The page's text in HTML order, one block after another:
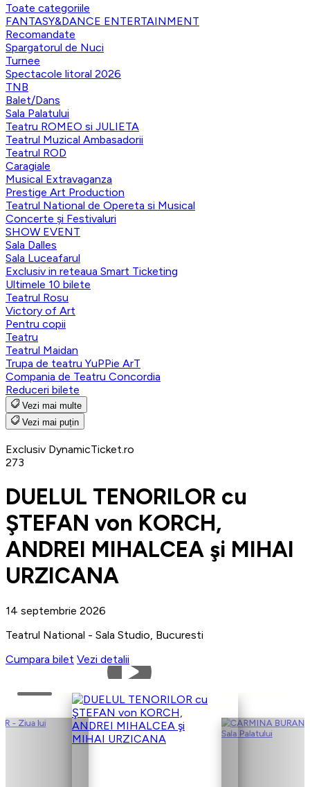
Toate categoriile
FANTASY&DANCE ENTERTAINMENT
Recomandate
Spargatorul de Nuci
Turnee
Spectacole litoral 2026
TNB
Balet/Dans
Sala Palatului
Teatru ROMEO si JULIETA
Teatrul Muzical Ambasadorii
Teatrul ROD
Caragiale
Musical Extravaganza
Prestige Art Production
Teatrul National de Opereta si Musical
Concerte și Festivaluri
SHOW EVENT
Sala Dalles
Sala Luceafarul
Exclusiv in reteaua Smart Ticketing
Ultimele 10 bilete
Teatrul Rosu
Victory of Art
Pentru copii
Teatru
Teatrul Maidan
Trupa de teatru YuPPie ArT
Compania de Teatru Concordia
Reduceri bilete
Vezi mai multe
Vezi mai puțin
Exclusiv DynamicTicket.ro
273
DUELUL TENORILOR cu
ŞTEFAN von KORCH,
ANDREI MIHALCEA şi MIHAI
URZICANA
14 septembrie 2026
Teatrul National - Sala Studio, Bucuresti
Cumpara bilet Vezi detalii